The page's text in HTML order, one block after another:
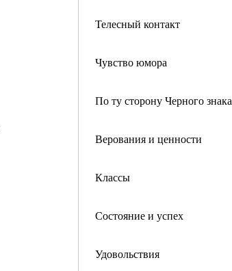
Телесный контакт
Чувство юмора
По ту сторону Черного знака
Верования и ценности
Классы
Состояние и успех
Удовольствия